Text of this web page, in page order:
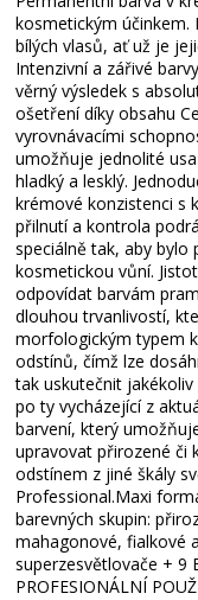
kosmetickým
bílých vlasů, ať už je
Intenzivní a zářivé
věrný výsledek s
ošetření díky obsahu
vyrovnávacími
umožňuje jednolité
hladký a lesklý.
krémové konzistenci s
přilnutí a kontrola
speciálně tak, aby
kosmetickou vůní.
odpovídat barvám
dlouhou trvanlivostí,
morfologickým typem
odstínů, čímž lze
tak uskutečnit
po ty vycházející z
barvení, který
upravovat přirozené či
odstínem z jiné škály
Professional.Maxi
barevných skupin:
mahagonové, fialkové
superzesvětlovače + 9
PROFESIONÁLNÍ